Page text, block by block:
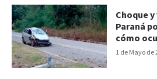
1 de Mayo de
Choque
Paraná
cómo